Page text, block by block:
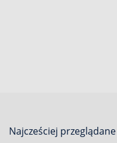
Najcześciej